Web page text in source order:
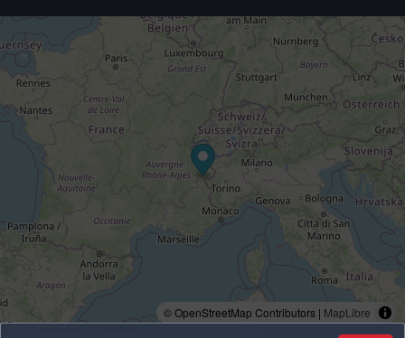
© OpenStreetMap Contributors | MapLibre